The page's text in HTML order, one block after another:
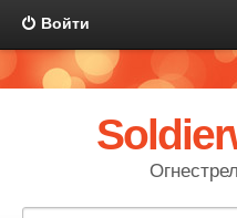
Войти